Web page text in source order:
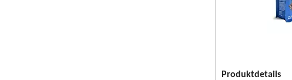
Produktdetails